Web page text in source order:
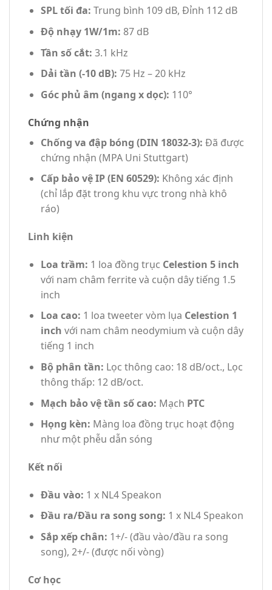
SPL tối đa: Trung bình 109 dB, Đỉnh 112 dB
Độ nhạy 1W/1m: 87 dB
Tần số cắt: 3.1 kHz
Dải tần (-10 dB): 75 Hz – 20 kHz
Góc phủ âm (ngang x dọc): 110°
Chứng nhận
Chống va đập bóng (DIN 18032-3): Đã được
chứng nhận (MPA Uni Stuttgart)
Cấp bảo vệ IP (EN 60529): Không xác định
(chỉ lắp đặt trong khu vực trong nhà khô
ráo)
Linh kiện
Loa trầm: 1 loa đồng trục Celestion 5 inch
với nam châm ferrite và cuộn dây tiếng 1.5
inch
Loa cao: 1 loa tweeter vòm lụa Celestion 1
inch với nam châm neodymium và cuộn dây
tiếng 1 inch
Bộ phân tần: Lọc thông cao: 18 dB/oct., Lọc
thông thấp: 12 dB/oct.
Mạch bảo vệ tần số cao: Mạch PTC
Họng kèn: Màng loa đồng trục hoạt động
như một phễu dẫn sóng
Kết nối
Đầu vào: 1 x NL4 Speakon
Đầu ra/Đầu ra song song: 1 x NL4 Speakon
Sắp xếp chân: 1+/- (đầu vào/đầu ra song
song), 2+/- (được nối vòng)
Cơ học